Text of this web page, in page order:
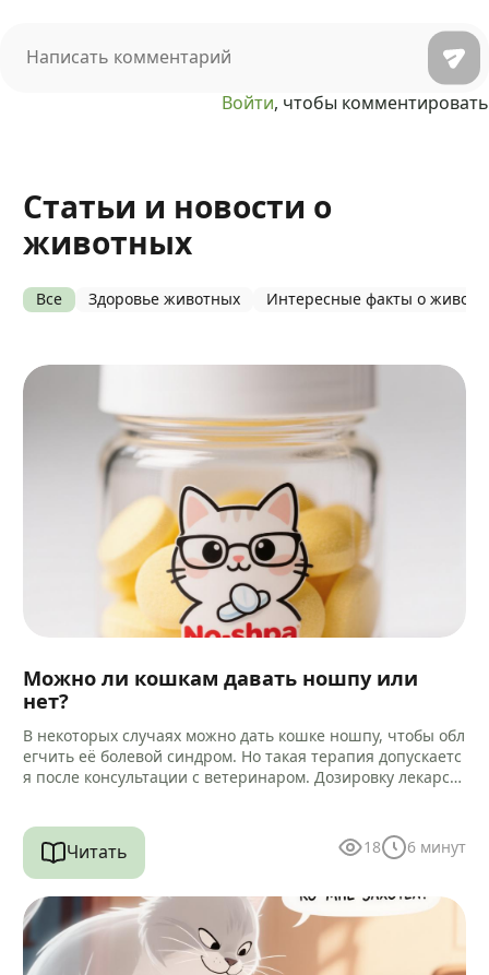
Войти, чтобы комментировать
Статьи и новости о
животных
Все Здоровье животных Интересные факты о
Можно ли кошкам давать ношпу или
нет?
В некоторых случаях можно дать кошке ношпу, чтобы обл
егчить её болевой синдром. Но такая терапия допускаетс
я после консультации с ветеринаром. Дозировку лекарст
Читать 18 6 минут